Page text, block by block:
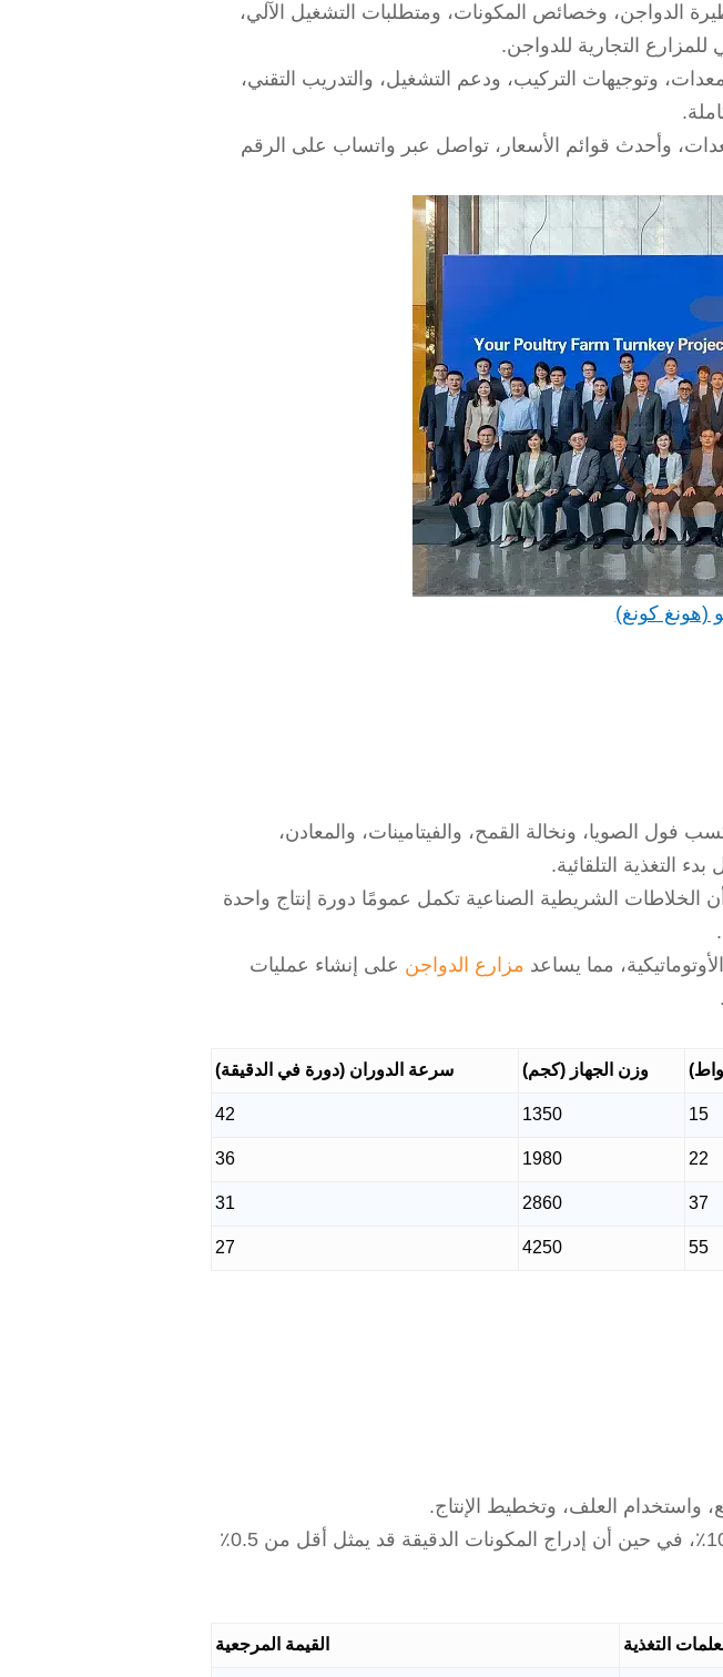
الدواجن، وخصائص المكونات، ومتطلبات التشغيل الآلي،
التجارية للدواجن.
وتوجيهات التركيب، ودعم التشغيل، والتدريب التقني،
وأحدث قوائم الأسعار، تواصل عبر واتساب على الرقم
(هونغ كونغ)
الصويا، ونخالة القمح، والفيتامينات، والمعادن،
التغذية التلقائية.
في حين أن الخلاطات الشريطية الصناعية تكمل عمومًا دورة إنتاج واحدة
الأوتوماتيكية، مما يساعد مزارع الدواجن على إنشاء عمليات
وزن الجهاز (كجم) سرعة الدوران (دورة في الدقيقة)
15
1350
42
22
1980
36
37
2860
31
55
4250
27
واستخدام العلف، وتخطيط الإنتاج.
يستهدف مصنعو الأعلاف التجارية عمومًا معامل تباين الخلط أقل من 10٪، في حين أن إدراج المكونات الدقيقة قد يمثل أقل من 0.5٪
التغذية القيمة المرجعية